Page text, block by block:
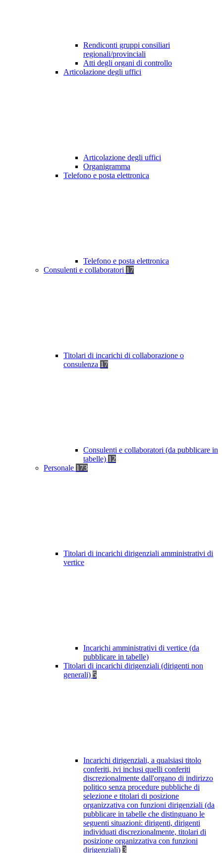
Rendiconti gruppi consiliari
regionali/provinciali
Atti degli organi di controllo
Articolazione degli uffici
Articolazione degli uffici
Organigramma
Telefono e posta elettronica
Telefono e posta elettronica
Consulenti e collaboratori 17
Titolari di incarichi di collaborazione o
consulenza 17
Consulenti e collaboratori (da pubblicare in
tabelle) 12
Personale 173
Titolari di incarichi dirigenziali amministrativi di
vertice
Incarichi amministrativi di vertice (da
pubblicare in tabelle)
Titolari di incarichi dirigenziali (dirigenti non
generali) 5
Incarichi dirigenziali, a qualsiasi titolo
conferiti, ivi inclusi quelli conferiti
discrezionalmente dall'organo di indirizzo
politico senza procedure pubbliche di
selezione e titolari di posizione
organizzativa con funzioni dirigenziali (da
pubblicare in tabelle che distinguano le
seguenti situazioni: dirigenti, dirigenti
individuati discrezionalmente, titolari di
posizione organizzativa con funzioni
dirigenziali) 3